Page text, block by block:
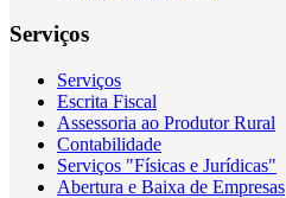
Serviços
Serviços
Escrita Fiscal
Assessoria ao Produtor Rural
Contabilidade
Serviços "Físicas e Jurídicas"
Abertura e Baixa de Empresas